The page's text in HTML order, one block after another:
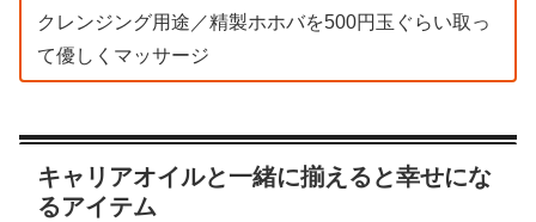
クレンジング用途／精製ホホバを500円玉ぐらい取っ
て優しくマッサージ
キャリアオイルと一緒に揃えると幸せにな
るアイテム